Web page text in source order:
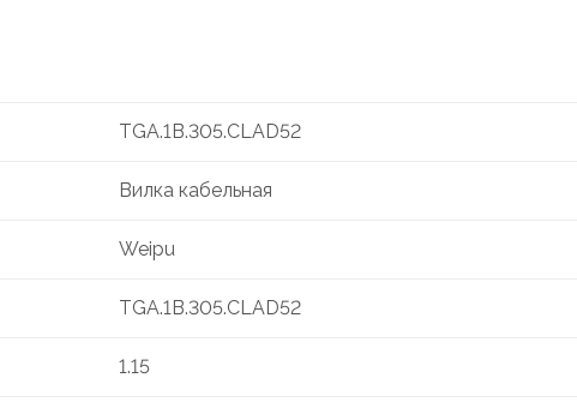
TGA.1B.305.CLAD52
Вилка кабельная
Weipu
TGA.1B.305.CLAD52
1.15